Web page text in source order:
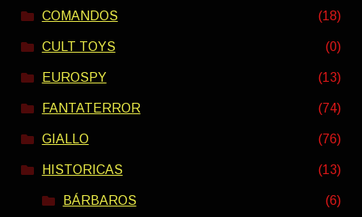
COMANDOS (18)
CULT TOYS (0)
EUROSPY (13)
FANTATERROR (74)
GIALLO (76)
HISTORICAS (13)
BÁRBAROS (6)